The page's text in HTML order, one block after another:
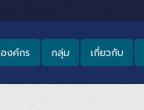
องค์กร กลุ่ม เกี่ยวกับ